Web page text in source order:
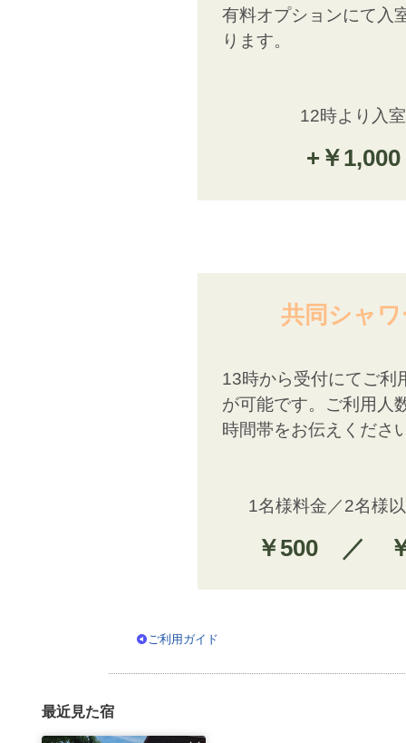
有料オプションにて入
ります。
12時より入室
+￥1,000
共同シャワ
13時から受付にてご利
が可能です。ご利用人
時間帯をお伝えくださ
1名様料金／2名様
￥500 ／
ご利用ガイド
最近見た宿